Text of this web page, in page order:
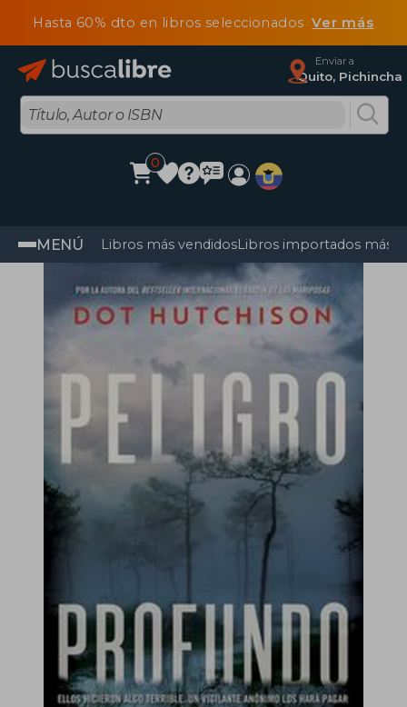
Hasta 60% dto en libros seleccionadosVer más
Enviar a
Quito, Pichincha
0
MENÚ Libros más vendidosLibros importados más